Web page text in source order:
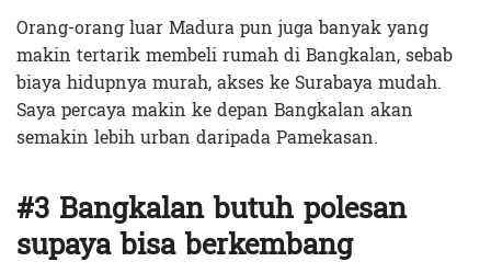
Orang-orang luar Madura pun juga banyak yang
makin tertarik membeli rumah di Bangkalan, sebab
biaya hidupnya murah, akses ke Surabaya mudah.
Saya percaya makin ke depan Bangkalan akan
semakin lebih urban daripada Pamekasan.
#3 Bangkalan butuh polesan
supaya bisa berkembang